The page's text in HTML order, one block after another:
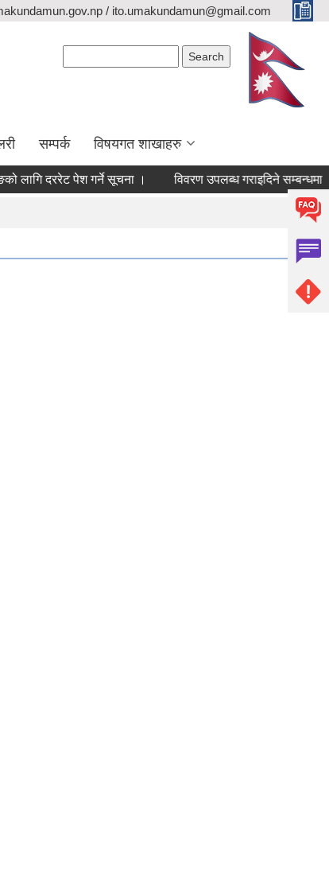
/ ito.umakundamun@gmail.com
सम्पर्क विषयगत शाखाहरु
दररेट पेश गर्ने सूचना । विवरण उपलब्ध गराइदिने सम्बन्धमा